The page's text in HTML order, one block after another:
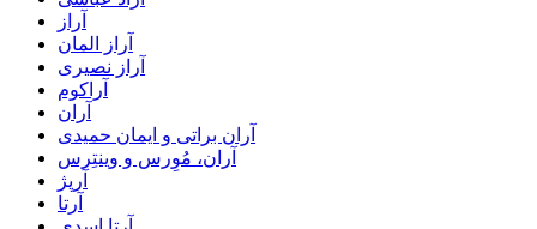
آراز
آراز المان
آراز نصیری
آراکوم
آران
آران براتی و ایمان حمیدی
آران، مُوِرس و وینتِرس
آرپژ
آرتا